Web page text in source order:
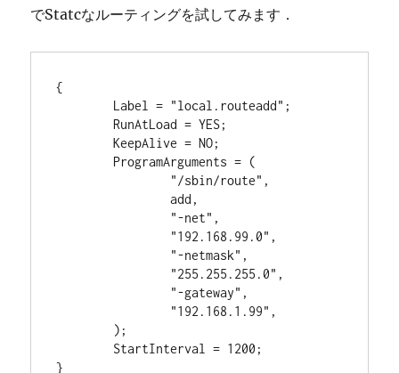
でStatcなルーティングを試してみます．
{
	RunAtLoad = YES;
	KeepAlive = NO;
		add,